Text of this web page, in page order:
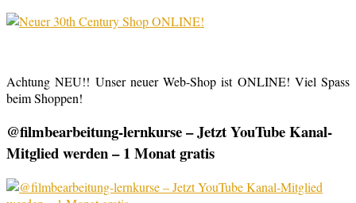
Achtung NEU!! Unser neuer Web-Shop ist ONLINE! Viel Spass
beim Shoppen!
@filmbearbeitung-lernkurse – Jetzt YouTube Kanal-
Mitglied werden – 1 Monat gratis